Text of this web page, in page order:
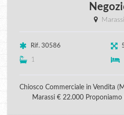
Marassi
Rif. 30586
1
Chiosco Commerciale in Vendita
Marassi € 22.000